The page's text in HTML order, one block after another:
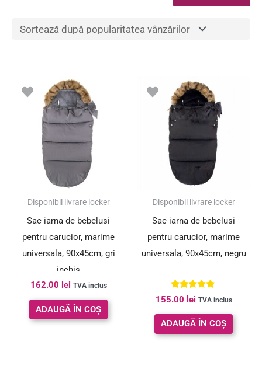
Disponibil livrare locker
Sac iarna de bebelusi
pentru carucior, marime
universala, 90x45cm, gri
inchis
162.00 lei TVA inclus
ADAUGĂ ÎN COȘ
Disponibil livrare locker
Sac iarna de bebelusi
pentru carucior, marime
universala, 90x45cm, negru
Evaluat la
5.00
din 5
155.00 lei TVA inclus
ADAUGĂ ÎN COȘ